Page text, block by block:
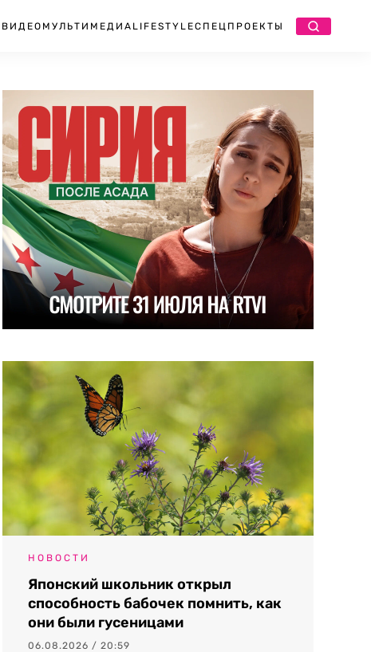
ВИДЕО МУЛЬТИМЕДИА LIFESTYLEСПЕЦПРОЕКТЫ
НОВОСТИ
Японский школьник открыл
способность бабочек помнить, как
они были гусеницами
06.08.2026 / 20:59